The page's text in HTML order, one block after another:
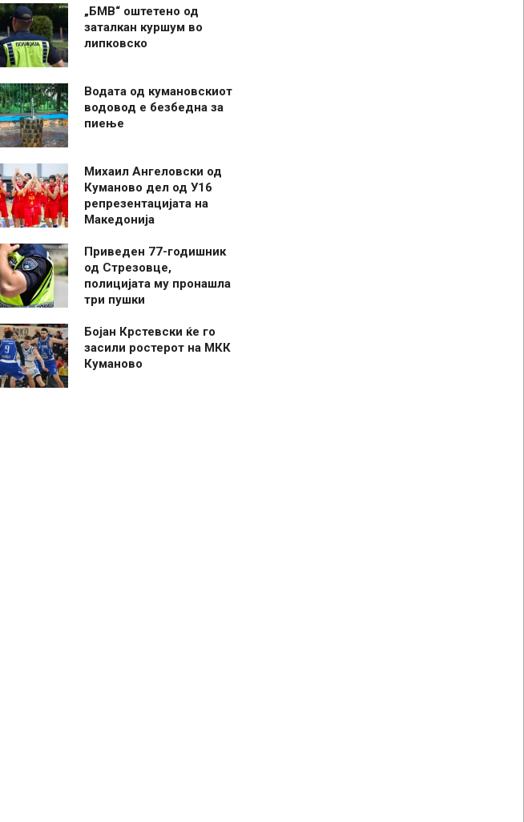
„БМВ“ оштетено од
заталкан куршум во
липковско
Водата од кумановскиот
водовод е безбедна за
пиење
Михаил Ангеловски од
Куманово дел од У16
репрезентацијата на
Македонија
Приведен 77-годишник
од Стрезовце,
полицијата му пронашла
три пушки
Бојан Крстевски ќе го
засили ростерот на МКК
Куманово